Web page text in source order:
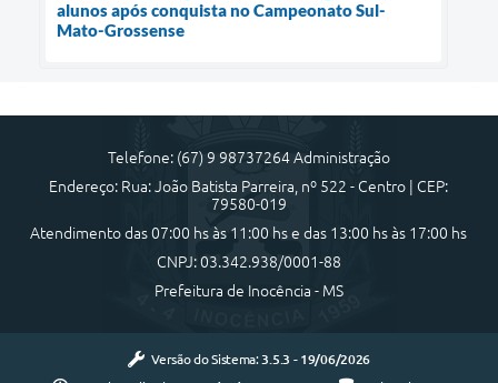
alunos após conquista no Campeonato Sul-
Mato-Grossense
Telefone: (67) 9 98737264 Administração
Endereço: Rua: João Batista Parreira, nº 522 - Centro | CEP:
79580-019
Atendimento das 07:00 hs às 11:00 hs e das 13:00 hs às 17:00 hs
CNPJ: 03.342.938/0001-88
Prefeitura de Inocência - MS
Versão do Sistema: 3.5.3 - 19/06/2026